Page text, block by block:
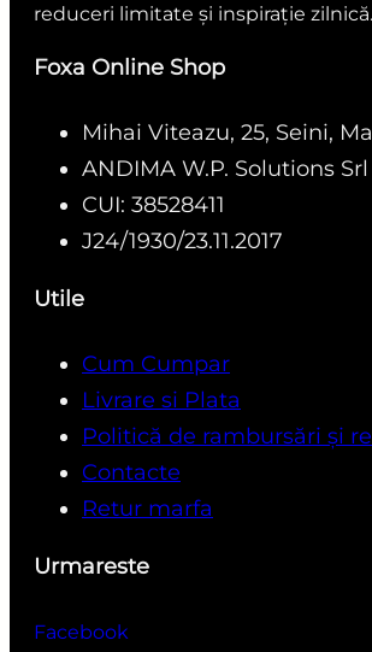
reduceri limitate și inspirație zilnică.
Foxa Online Shop
Mihai Viteazu, 25, Seini,
ANDIMA W.P. Solutions Srl
CUI: 38528411
J24/1930/23.11.2017
Utile
Cum Cumpar
Livrare si Plata
Politică de rambursări și
Contacte
Retur marfa
Urmareste
Facebook